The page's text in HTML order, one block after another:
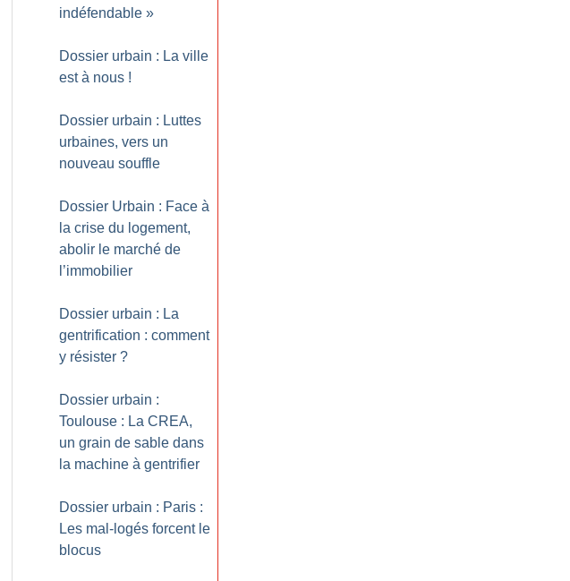
indéfendable »
Dossier urbain : La ville
est à nous !
Dossier urbain : Luttes
urbaines, vers un
nouveau souffle
Dossier Urbain : Face à
la crise du logement,
abolir le marché de
l’immobilier
Dossier urbain : La
gentrification : comment
y résister ?
Dossier urbain :
Toulouse : La CREA,
un grain de sable dans
la machine à gentrifier
Dossier urbain : Paris :
Les mal-logés forcent le
blocus